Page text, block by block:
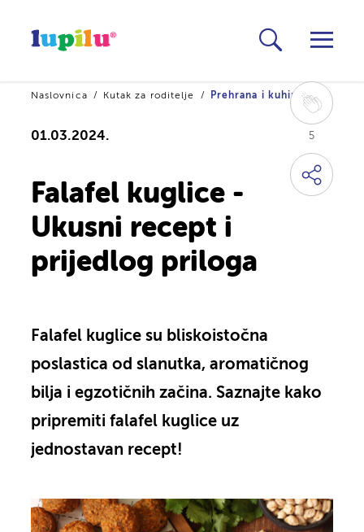
5
Naslovnica Kutak za roditelje Prehrana i kuhinja
01.03.2024.
Falafel kuglice -
Ukusni recept i
prijedlog priloga
Falafel kuglice su bliskoistočna
poslastica od slanutka, aromatičnog
bilja i egzotičnih začina. Saznajte kako
pripremiti falafel kuglice uz
jednostavan recept!